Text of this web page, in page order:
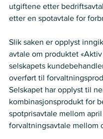
utgiftene etter
etter en spotavtale for
Slik saken er opplyst
avtale om produktet
selskapets
overført til
Selskapet har opplyst til
kombinasjonsprodukt for
spotprisavtale mellom
forvaltningsavtale mellom